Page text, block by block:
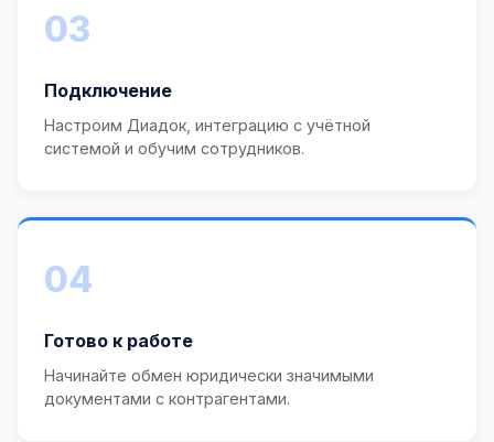
03
Подключение
Настроим Диадок, интеграцию с учётной
системой и обучим сотрудников.
04
Готово к работе
Начинайте обмен юридически значимыми
документами с контрагентами.